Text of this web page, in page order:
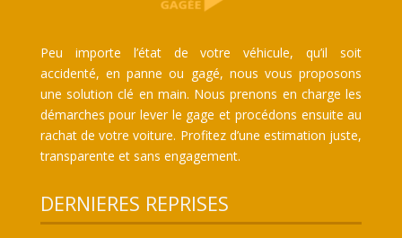
Peu importe l’état de votre véhicule, qu’il soit
accidenté, en panne ou gagé, nous vous proposons
une solution clé en main. Nous prenons en charge les
démarches pour lever le gage et procédons ensuite au
rachat de votre voiture. Profitez d’une estimation juste,
transparente et sans engagement.
DERNIERES REPRISES